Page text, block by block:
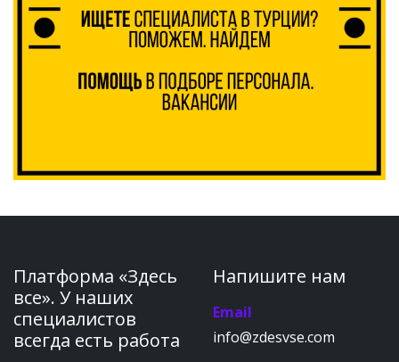
Платформа «Здесь
все». У наших
специалистов
всегда есть работа
Напишите нам
Email
info@zdesvse.com